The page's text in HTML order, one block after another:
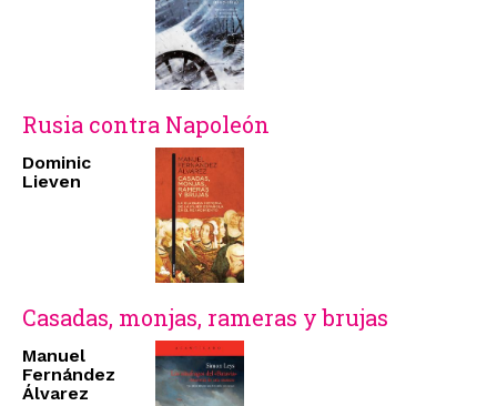
Rusia contra Napoleón
Dominic
Lieven
Casadas, monjas, rameras y brujas
Manuel
Fernández
Álvarez